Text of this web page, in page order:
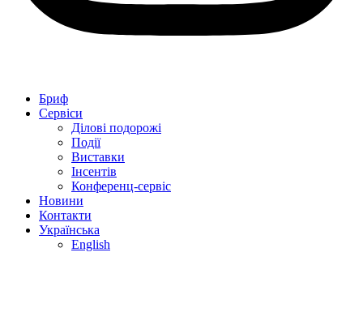
Бриф
Сервіси
Ділові подорожі
Події
Виставки
Інсентів
Конференц-сервіс
Новини
Контакти
Українська
English